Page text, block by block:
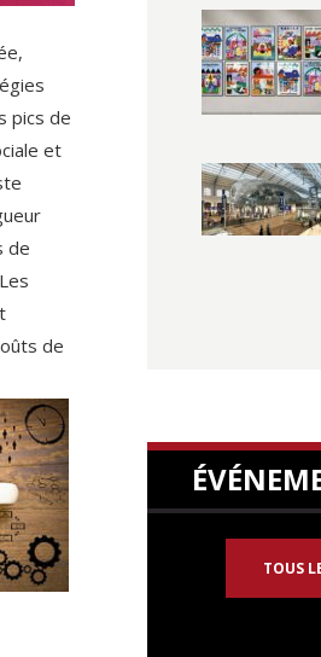
pics de
et
de
de
TOUS